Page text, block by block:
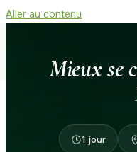
Aller au contenu
Mieux se
1 jour